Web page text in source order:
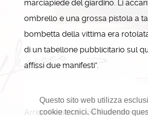
Questo sito web utilizza
cookie tecnici. Chiudendo
marciapiede del giardino. Lì
ombrello e una grossa pistola a
bombetta della vittima era
di un tabellone pubblicitario sul
affissi due manifesti”.
Arrigo Petacco.Joe Petrosino,